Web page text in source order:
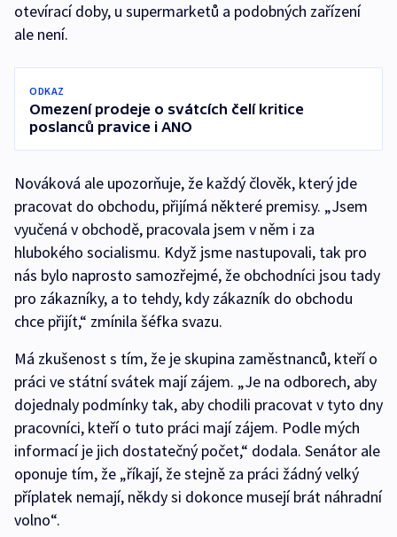
otevírací doby, u supermarketů a podobných zařízení
ale není.
ODKAZ
Omezení prodeje o svátcích čelí kritice
poslanců pravice i ANO
Nováková ale upozorňuje, že každý člověk, který jde
pracovat do obchodu, přijímá některé premisy. „Jsem
vyučená v obchodě, pracovala jsem v něm i za
hlubokého socialismu. Když jsme nastupovali, tak pro
nás bylo naprosto samozřejmé, že obchodníci jsou tady
pro zákazníky, a to tehdy, kdy zákazník do obchodu
chce přijít,“ zmínila šéfka svazu.
Má zkušenost s tím, že je skupina zaměstnanců, kteří o
práci ve státní svátek mají zájem. „Je na odborech, aby
dojednaly podmínky tak, aby chodili pracovat v tyto dny
pracovníci, kteří o tuto práci mají zájem. Podle mých
informací je jich dostatečný počet,“ dodala. Senátor ale
oponuje tím, že „říkají, že stejně za práci žádný velký
příplatek nemají, někdy si dokonce musejí brát náhradní
volno“.